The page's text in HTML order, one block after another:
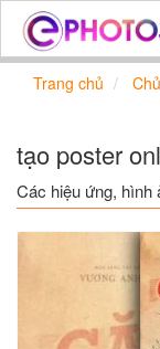
Trang chủ
tạo poster
Các hiệu ứng, hình